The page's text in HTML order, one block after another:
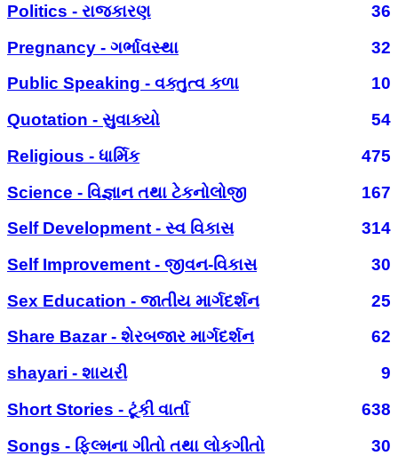
Politics - રાજકારણ
36
Pregnancy - ગર્ભાવસ્થા
32
Public Speaking - વક્તુત્વ કળા
10
Quotation - સુવાક્યો
54
Religious - ધાર્મિક
475
Science - વિજ્ઞાન તથા ટેકનોલોજી
167
Self Development - સ્વ વિકાસ
314
Self Improvement - જીવન-વિકાસ
30
Sex Education - જાતીય માર્ગદર્શન
25
Share Bazar - શેરબજાર માર્ગદર્શન
62
shayari - શાયરી
9
Short Stories - ટૂંકી વાર્તા
638
Songs - ફિલ્મના ગીતો તથા લોકગીતો
30